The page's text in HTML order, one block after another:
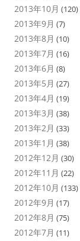
2013年10月 (120)
2013年9月 (7)
2013年8月 (10)
2013年7月 (16)
2013年6月 (8)
2013年5月 (27)
2013年4月 (19)
2013年3月 (38)
2013年2月 (33)
2013年1月 (38)
2012年12月 (30)
2012年11月 (22)
2012年10月 (133)
2012年9月 (17)
2012年8月 (75)
2012年7月 (11)